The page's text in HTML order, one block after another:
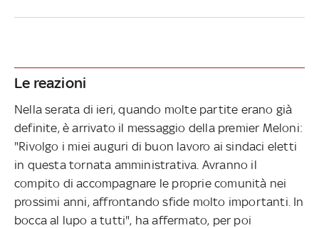
Le reazioni
Nella serata di ieri, quando molte partite erano già
definite, è arrivato il messaggio della premier Meloni:
"Rivolgo i miei auguri di buon lavoro ai sindaci eletti
in questa tornata amministrativa. Avranno il
compito di accompagnare le proprie comunità nei
prossimi anni, affrontando sfide molto importanti. In
bocca al lupo a tutti", ha affermato, per poi